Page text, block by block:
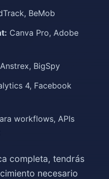
BeMob
Canva Pro, Adobe
BigSpy
4, Facebook
workflows, APIs
completa, tendrás
necesario